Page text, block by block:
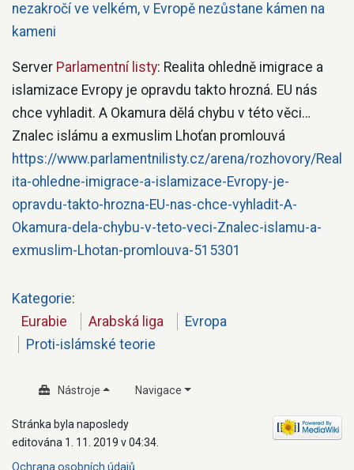
nezakročí ve velkém, v Evropě nezůstane kámen na
kameni
Server Parlamentní listy: Realita ohledně imigrace a
islamizace Evropy je opravdu takto hrozná. EU nás
chce vyhladit. A Okamura dělá chybu v této věci…
Znalec islámu a exmuslim Lhoťan promlouvá
https://www.parlamentnilisty.cz/arena/rozhovory/Real
ita-ohledne-imigrace-a-islamizace-Evropy-je-
opravdu-takto-hrozna-EU-nas-chce-vyhladit-A-
Okamura-dela-chybu-v-teto-veci-Znalec-islamu-a-
exmuslim-Lhotan-promlouva-515301
Kategorie:
Eurabie
Arabská liga
Evropa
Proti-islámské teorie
Nástroje Navigace
Stránka byla naposledy
editována 1. 11. 2019 v 04:34.
Ochrana osobních údajů